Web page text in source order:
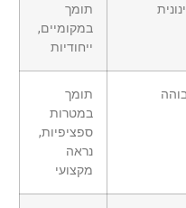
תומך
במקומיים,
ייחודיות
תומך
במטרות
ספציפיות,
נראה
מקצועי